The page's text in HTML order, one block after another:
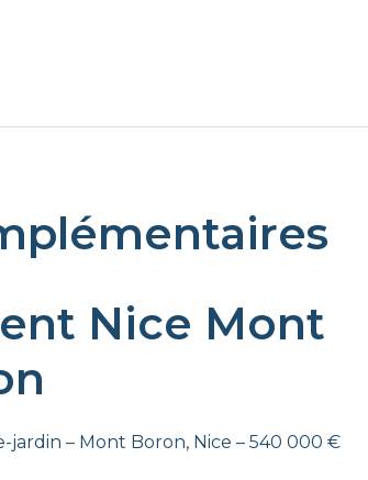
Nice Mont
jardin – Mont Boron, Nice – 540 000 €